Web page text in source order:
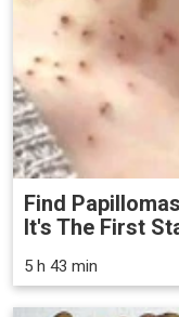
Find
It's The First
5 h 43 min